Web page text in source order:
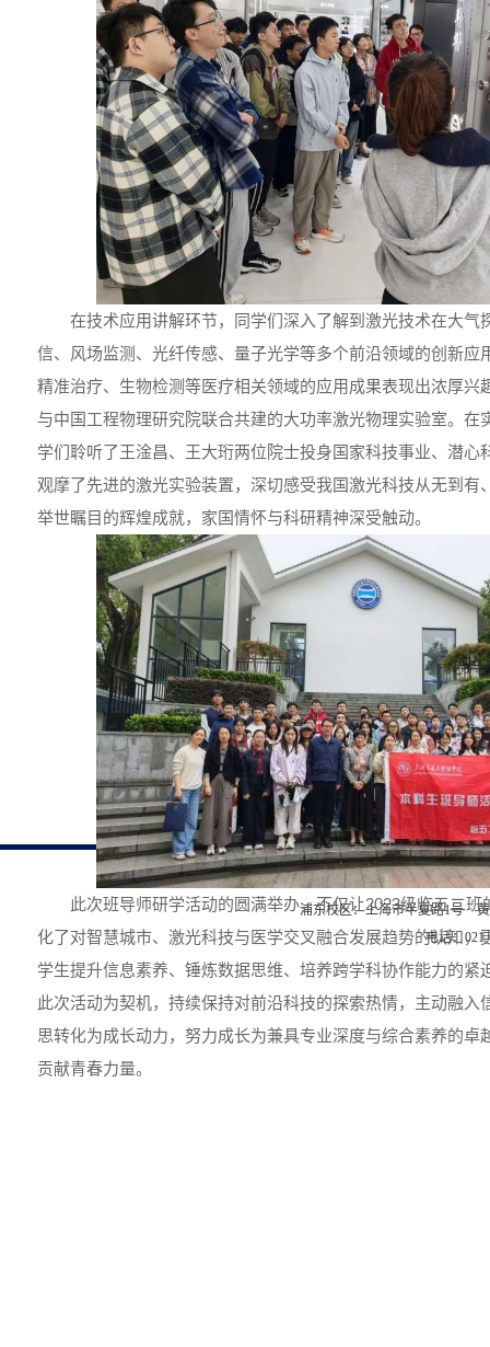
版权所有© 2025 上海交通大
浦东校区：上海市半夏路1号
电话：021-
在技术应用讲解环节，同学们深入了解到激光技术在大气
信、风场监测、光纤传感、量子光学等多个前沿领域的创新应
精准治疗、生物检测等医疗相关领域的应用成果表现出浓厚兴
与中国工程物理研究院联合共建的大功率激光物理实验室。在
学们聆听了王淦昌、王大珩两位院士投身国家科技事业、潜心
观摩了先进的激光实验装置，深切感受我国激光科技从无到有
举世瞩目的辉煌成就，家国情怀与科研精神深受触动。
此次班导师研学活动的圆满举办，不仅让2023级临五二
化了对智慧城市、激光科技与医学交叉融合发展趋势的认知，
学生提升信息素养、锤炼数据思维、培养跨学科协作能力的紧
此次活动为契机，持续保持对前沿科技的探索热情，主动融入
思转化为成长动力，努力成长为兼具专业深度与综合素养的卓
贡献青春力量。